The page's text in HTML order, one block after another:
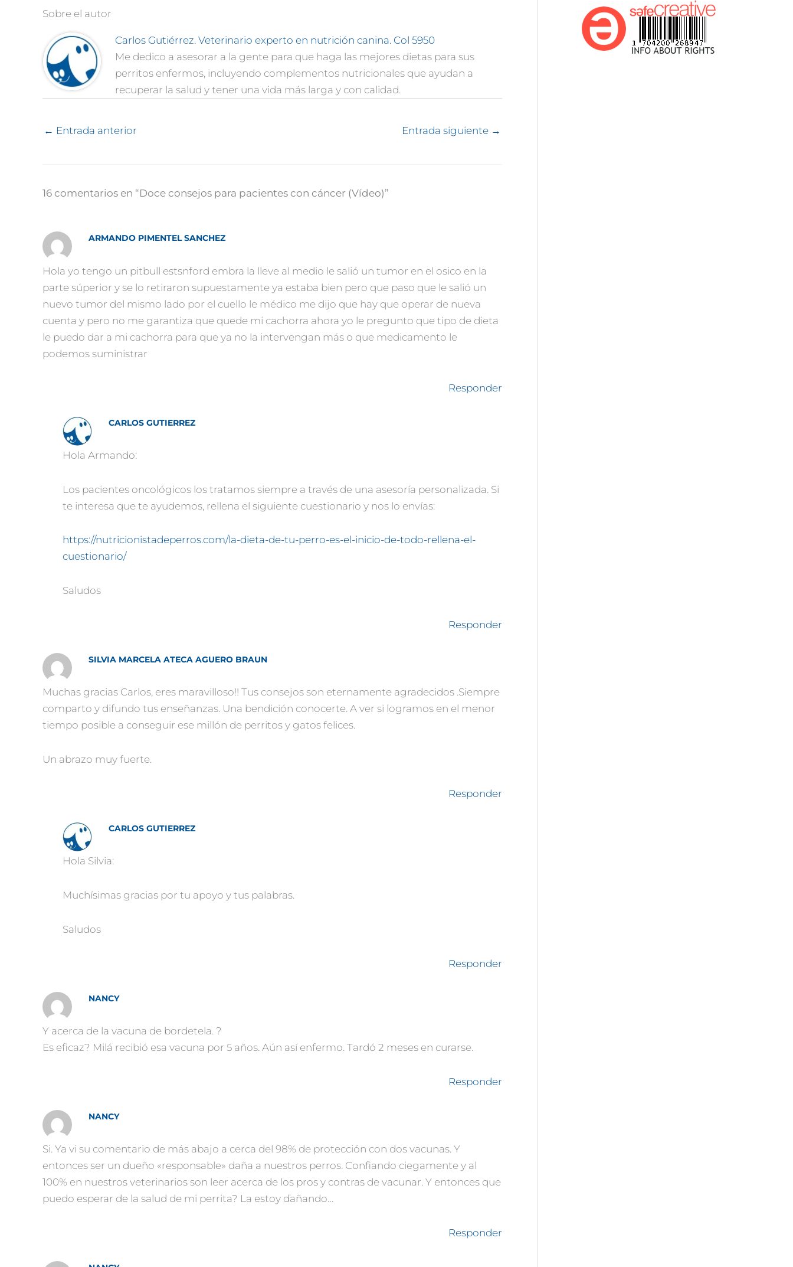
Sobre el autor
Carlos Gutiérrez. Veterinario experto en nutrición canina. Col 5950
Me dedico a asesorar a la gente para que haga las mejores dietas para sus
perritos enfermos, incluyendo complementos nutricionales que ayudan a
recuperar la salud y tener una vida más larga y con calidad.
← Entrada anterior Entrada siguiente →
16 comentarios en “Doce consejos para pacientes con cáncer (Vídeo)”
ARMANDO PIMENTEL SANCHEZ
Hola yo tengo un pitbull estsnford embra la lleve al medio le salió un tumor en el osico en la
parte súperior y se lo retiraron supuestamente ya estaba bien pero que paso que le salió un
nuevo tumor del mismo lado por el cuello le médico me dijo que hay que operar de nueva
cuenta y pero no me garantiza que quede mi cachorra ahora yo le pregunto que tipo de dieta
le puedo dar a mi cachorra para que ya no la intervengan más o que medicamento le
podemos suministrar
Responder
CARLOS GUTIERREZ
Hola Armando:
Los pacientes oncológicos los tratamos siempre a través de una asesoría personalizada. Si
te interesa que te ayudemos, rellena el siguiente cuestionario y nos lo envías:
https://nutricionistadeperros.com/la-dieta-de-tu-perro-es-el-inicio-de-todo-rellena-el-
cuestionario/
Saludos
Responder
SILVIA MARCELA ATECA AGUERO BRAUN
Muchas gracias Carlos, eres maravilloso!! Tus consejos son eternamente agradecidos .Siempre
comparto y difundo tus enseñanzas. Una bendición conocerte. A ver si logramos en el menor
tiempo posible a conseguir ese millón de perritos y gatos felices.
Un abrazo muy fuerte.
Responder
CARLOS GUTIERREZ
Hola Silvia:
Muchísimas gracias por tu apoyo y tus palabras.
Saludos
Responder
NANCY
Y acerca de la vacuna de bordetela. ?
Es eficaz? Milá recibió esa vacuna por 5 años. Aún así enfermo. Tardó 2 meses en curarse.
Responder
NANCY
Si. Ya vi su comentario de más abajo a cerca del 98% de protección con dos vacunas. Y
entonces ser un dueño «responsable» daña a nuestros perros. Confiando ciegamente y al
100% en nuestros veterinarios son leer acerca de los pros y contras de vacunar. Y entonces que
puedo esperar de la salud de mi perrita? La estoy ďañando…
Responder